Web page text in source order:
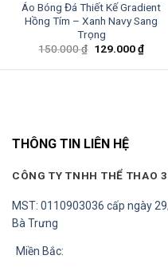
Áo Bóng Đá Thiết Kế Gradient
Hồng Tím – Xanh Navy Sang
Trọng
150.000₫ Giá
là:
129.000₫Giá
hiện
tại
THÔNG TIN LIÊN HỆ
CÔNG TY TNHH THỂ THAO
MST: 0110903036 cấp ngày
Bà Trưng
Miền Bắc: